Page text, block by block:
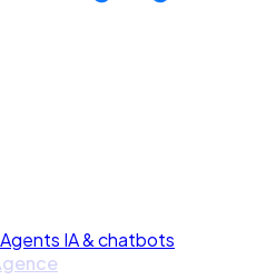
Agents IA & chatbots